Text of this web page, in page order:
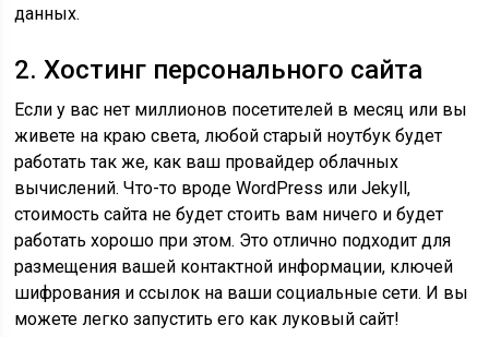
данных.
2. Хостинг персонального сайта
Если у вас нет миллионов посетителей в месяц или вы
живете на краю света, любой старый ноутбук будет
работать так же, как ваш провайдер облачных
вычислений. Что-то вроде WordPress или Jekyll,
стоимость сайта не будет стоить вам ничего и будет
работать хорошо при этом. Это отлично подходит для
размещения вашей контактной информации, ключей
шифрования и ссылок на ваши социальные сети. И вы
можете легко запустить его как луковый сайт!